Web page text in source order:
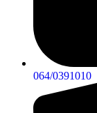
064/0391010